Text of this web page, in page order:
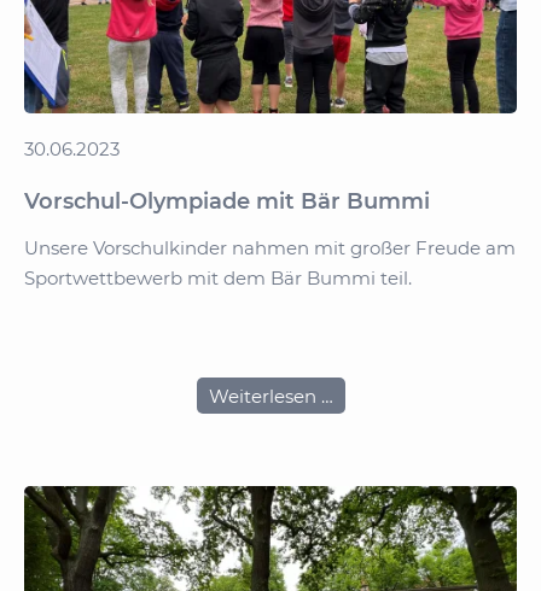
30.06.2023
Vorschul-Olympiade mit Bär Bummi
Unsere Vorschulkinder nahmen mit großer Freude am
Sportwettbewerb mit dem Bär Bummi teil.
Weiterlesen …Vorschul-
Olympiade
Bummi